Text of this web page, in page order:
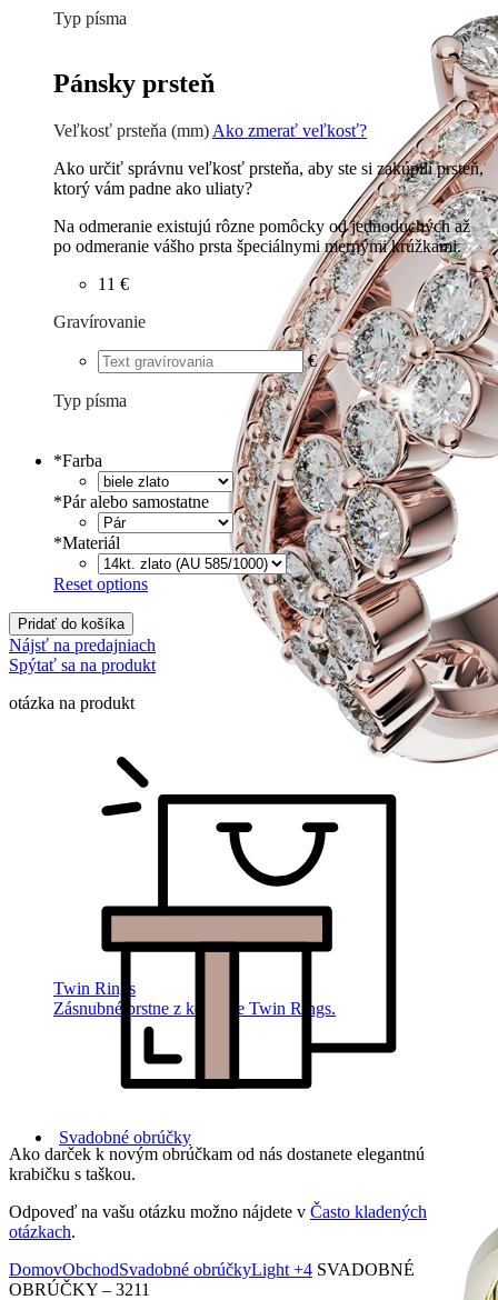
Twin Rings
Zásnubné prstne z kolekcie Twin Rings.
Svadobné obrúčky
Typ písma
Pánsky prsteň
Veľkosť prsteňa (mm) Ako zmerať veľkosť?
Ako určiť správnu veľkosť prsteňa, aby ste si zakúpili prsteň,
ktorý vám padne ako uliaty?
Na odmeranie existujú rôzne pomôcky od jednoduchých až
po odmeranie vášho prsta špeciálnymi mernými krúžkami.
11 €
Gravírovanie
€
Typ písma
Písané €
*Farba
*Pár alebo samostatne
*Materiál
Reset options
Pridať do košíka
Nájsť na predajniach
Spýtať sa na produkt
otázka na produkt
Ako darček k novým obrúčkam od nás dostanete elegantnú
krabičku s taškou.
Odpoveď na vašu otázku možno nájdete v Často kladených
otázkach.
DomovObchodSvadobné obrúčkyLight +4 SVADOBNÉ
OBRÚČKY – 3211